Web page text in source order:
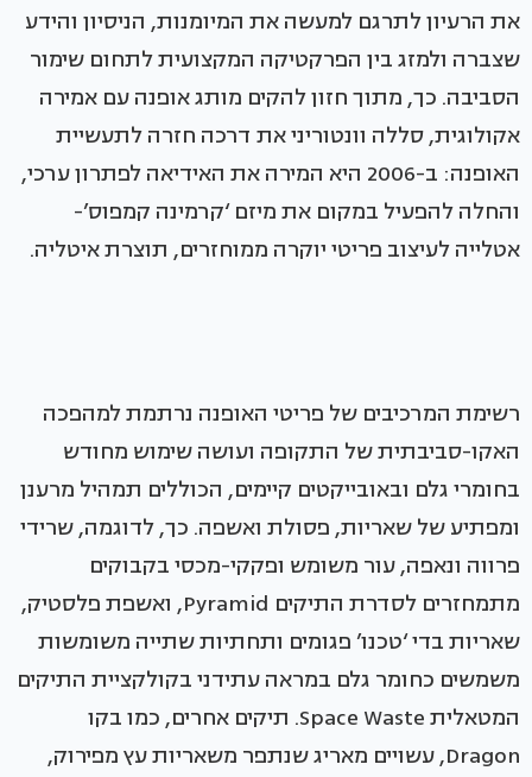
את הרעיון לתרגם למעשה את המיומנות, הניסיון והידע
שצברה ולמזג בין הפרקטיקה המקצועית לתחום שימור
הסביבה. כך, מתוך חזון להקים מותג אופנה עם אמירה
אקולוגית, סללה וונטוריני את דרכה חזרה לתעשיית
האופנה: ב-2006 היא המירה את האידיאה לפתרון ערכי,
והחלה להפעיל במקום את מיזם ‘קרמינה קמפוס’-
אטלייה לעיצוב פריטי יוקרה ממוחזרים, תוצרת איטליה.
רשימת המרכיבים של פריטי האופנה נרתמת למהפכה
האקו-סביבתית של התקופה ועושה שימוש מחודש
בחומרי גלם ובאובייקטים קיימים, הכוללים תמהיל מרענן
ומפתיע של שאריות, פסולת ואשפה. כך, לדוגמה, שרידי
פרווה ונאפה, עור משומש ופקקי-מכסי בקבוקים
מתמחזרים לסדרת התיקים Pyramid, ואשפת פלסטיק,
שאריות בדי ‘טכנו’ פגומים ותחתיות שתייה משומשות
משמשים כחומר גלם במראה עתידני בקולקציית התיקים
המטאלית Space Waste. תיקים אחרים, כמו בקו
Dragon, עשויים מאריג שנתפר משאריות עץ מפירוק,